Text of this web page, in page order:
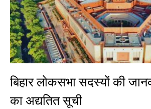
बिहार लोकसभा सदस्यों की
का अद्यतित सूची